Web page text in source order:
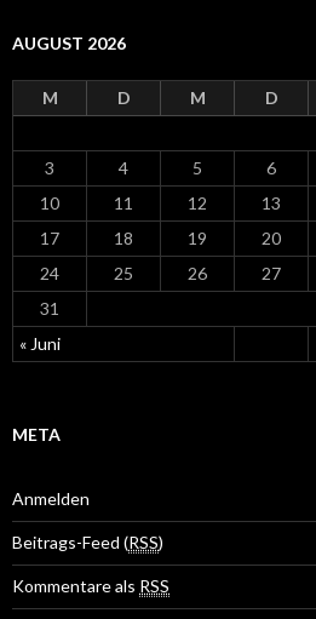
AUGUST 2026
M D M D
« Juni
3
4 5 6
10
11 12 13
17
18 19 20
24
25 26 27
31
META
Anmelden
Beitrags-Feed (RSS)
Kommentare als RSS